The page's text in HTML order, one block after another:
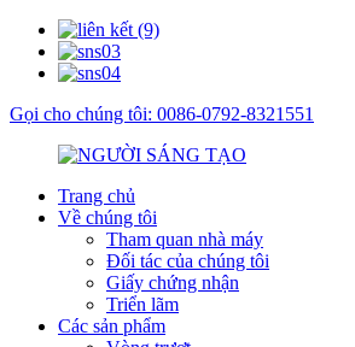
Gọi cho chúng tôi: 0086-0792-8321551
Trang chủ
Về chúng tôi
Tham quan nhà máy
Đối tác của chúng tôi
Giấy chứng nhận
Triển lãm
Các sản phẩm